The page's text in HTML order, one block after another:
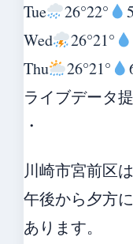
Tue
26°22°
Wed
26°21°
Thu
26°21°
ライブデータ
・
川崎市宮前区
午後から夕方
あります。